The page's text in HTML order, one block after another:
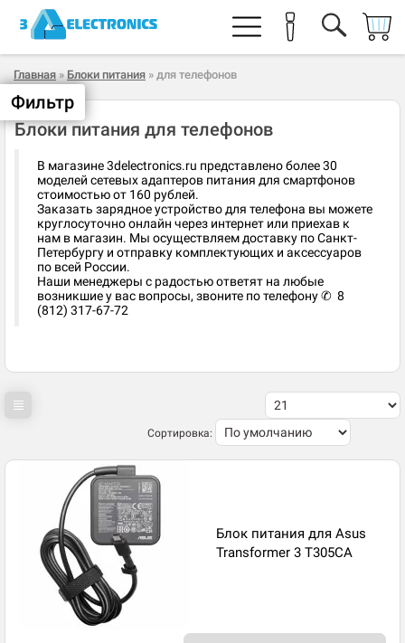
Главная » Блоки питания » для телефонов
Блоки питания для телефонов
В магазине 3delectronics.ru представлено более 30
моделей сетевых адаптеров питания для смартфонов
стоимостью от 160 рублей.
Заказать зарядное устройство для телефона вы можете
круглосуточно онлайн через интернет или приехав к
нам в магазин. Мы осуществляем доставку по Санкт-
Петербургу и отправку комплектующих и аксессуаров
по всей России.
Наши менеджеры с радостью ответят на любые
возникшие у вас вопросы, звоните по телефону ✆ 8
(812) 317-67-72
Сортировка:
Блок питания для Asus
Transformer 3 T305CA
Фильтр